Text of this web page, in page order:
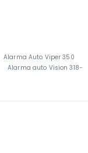
Alarma Auto Viper 350
Alarma auto Vision 318-